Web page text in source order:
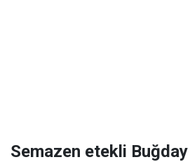
Semazen etekli Buğday